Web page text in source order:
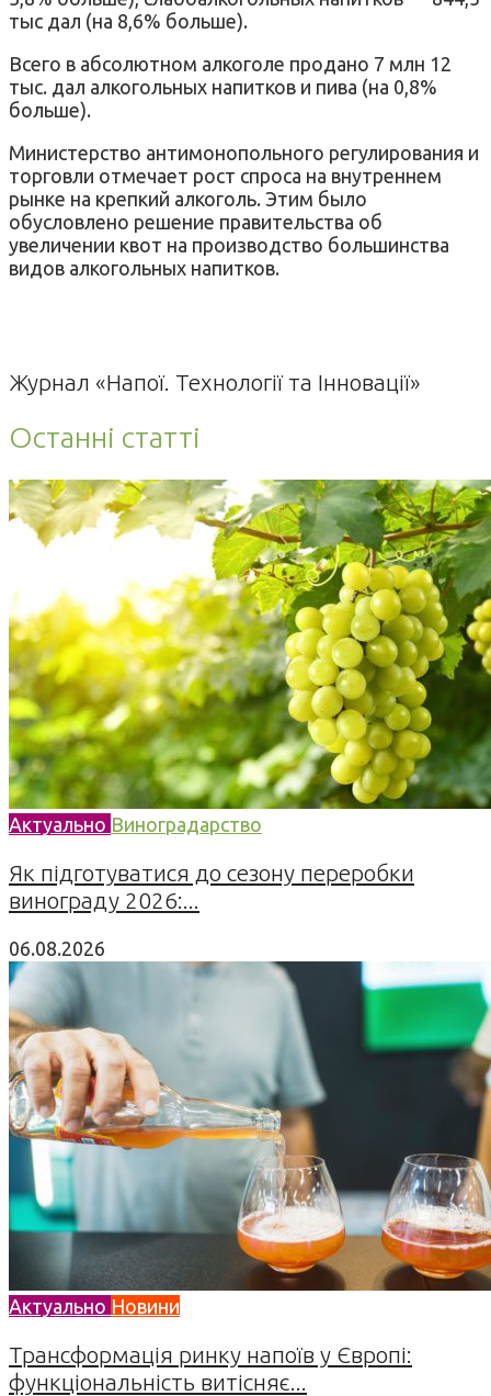
тыс дал (на 8,6% больше).
Всего в абсолютном алкоголе продано 7 млн 12
тыс. дал алкогольных напитков и пива (на 0,8%
больше).
Министерство антимонопольного регулирования и
торговли отмечает рост спроса на внутреннем
рынке на крепкий алкоголь. Этим было
обусловлено решение правительства об
увеличении квот на производство большинства
видов алкогольных напитков.
Журнал «Напої. Технології та Інновації»
Останні статті
Актуально Виноградарство
Як підготуватися до сезону переробки
винограду 2026:...
06.08.2026
Актуально Новини
Трансформація ринку напоїв у Європі:
функціональність витісняє...